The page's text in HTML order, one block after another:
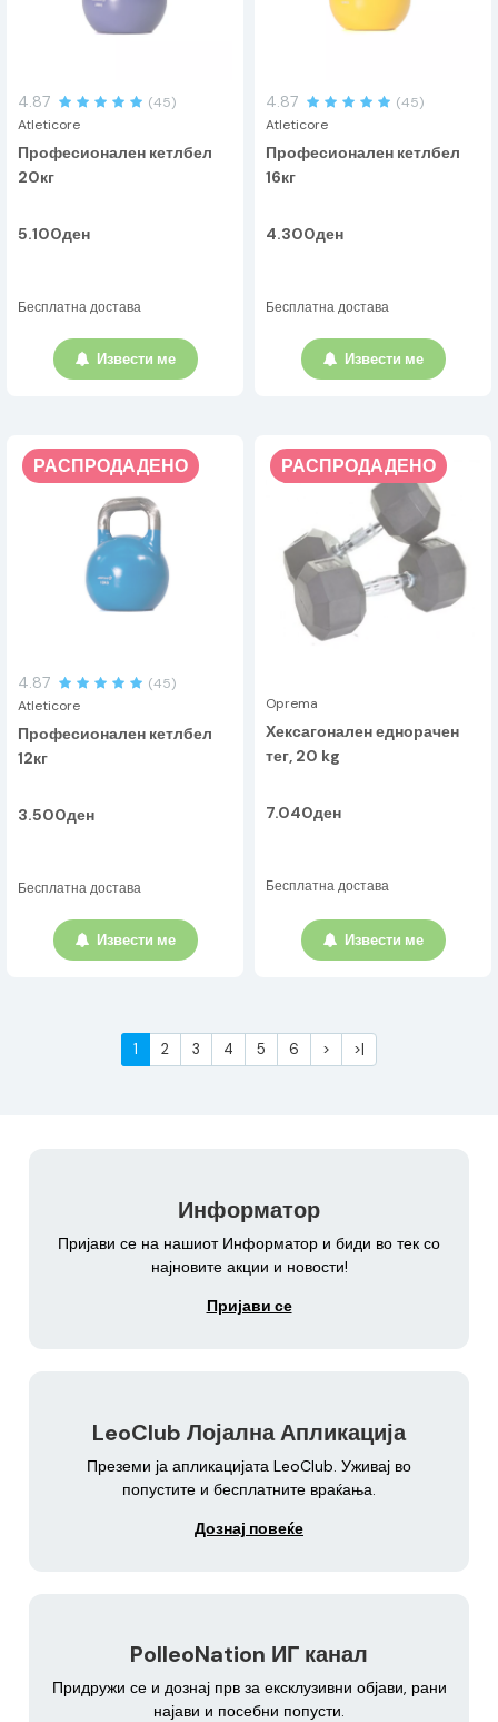
4.87
(45)
Atleticore
Професионален кетлбел
20кг
5.100ден
Бесплатна достава
Извести ме
4.87
(45)
Atleticore
Професионален кетлбел
16кг
4.300ден
Бесплатна достава
Извести ме
РАСПРОДАДЕНО
4.87
(45)
Atleticore
Професионален кетлбел
12кг
3.500ден
Бесплатна достава
Извести ме
РАСПРОДАДЕНО
Oprema
Хексагонален еднорачен
тег, 20 kg
7.040ден
Бесплатна достава
Извести ме
1 2 3 4 5 6 > >|
Информатор
Пријави се на нашиот Информатор и биди во тек со
најновите акции и новости!
Пријави се
LeoClub Лојална Апликација
Преземи ја апликацијата LeoClub. Уживај во
попустите и бесплатните враќања.
Дознај повеќе
PolleoNation ИГ канал
Придружи се и дознај прв за ексклузивни објави, рани
најави и посебни попусти.